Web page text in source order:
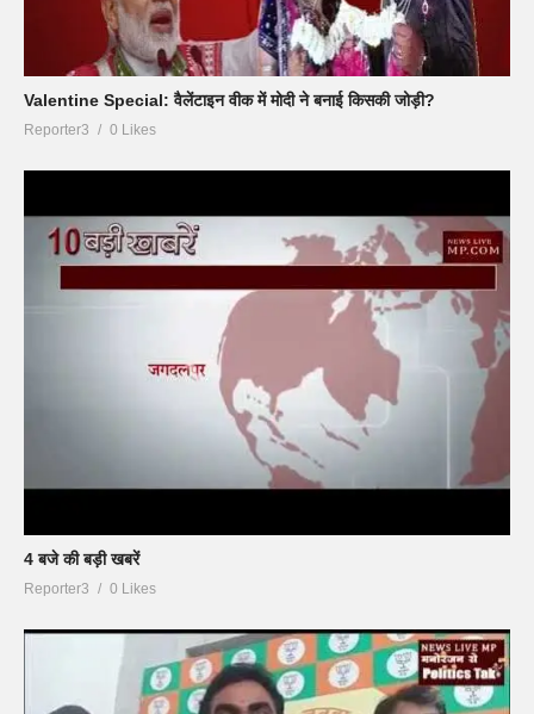
Valentine Special: वैलेंटाइन वीक में मोदी ने बनाई किसकी जोड़ी?
Reporter3 0 Likes
4 बजे की बड़ी खबरें
Reporter3 0 Likes